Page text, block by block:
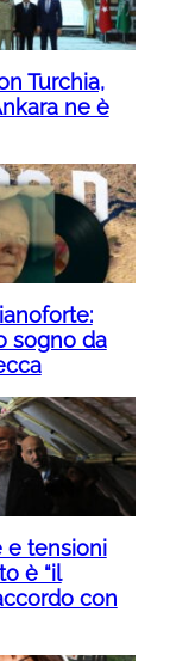
Turchia,
ne è
sogno da
e tensioni
è “il
con